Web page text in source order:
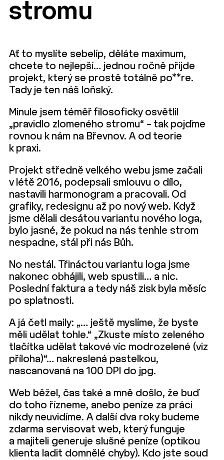
stromu
Ať to myslíte sebelíp, děláte maximum,
chcete to nejlepší… jednou ročně přijde
projekt, který se prostě totálně po**re.
Tady je ten náš loňský.
Minule jsem téměř filosoficky osvětlil
„pravidlo zlomeného stromu“ – tak pojďme
rovnou k nám na Břevnov. A od teorie
k praxi.
Projekt středně velkého webu jsme začali
v létě 2016, podepsali smlouvu o dílo,
nastavili harmonogram a pracovali. Od
grafiky, redesignu až po nový web. Když
jsme dělali desátou variantu nového loga,
bylo jasné, že pokud na nás tenhle strom
nespadne, stál při nás Bůh.
No nestál. Třináctou variantu loga jsme
nakonec obhájili, web spustili… a nic.
Poslední faktura a tedy náš zisk byla měsíc
po splatnosti.
A já četl maily: „… ještě myslíme, že byste
měli udělat tohle.“ „Zkuste místo zeleného
tlačítka udělat takové víc modrozelené (viz
příloha)“… nakreslená pastelkou,
nascanovaná na 100 DPI do jpg.
Web běžel, čas také a mně došlo, že buď
do toho řízneme, anebo peníze za práci
nikdy neuvidíme. A další dva roky budeme
zdarma servisovat web, který funguje
a majiteli generuje slušné peníze (optikou
klienta ladit domnělé chyby). Kdo jste soud